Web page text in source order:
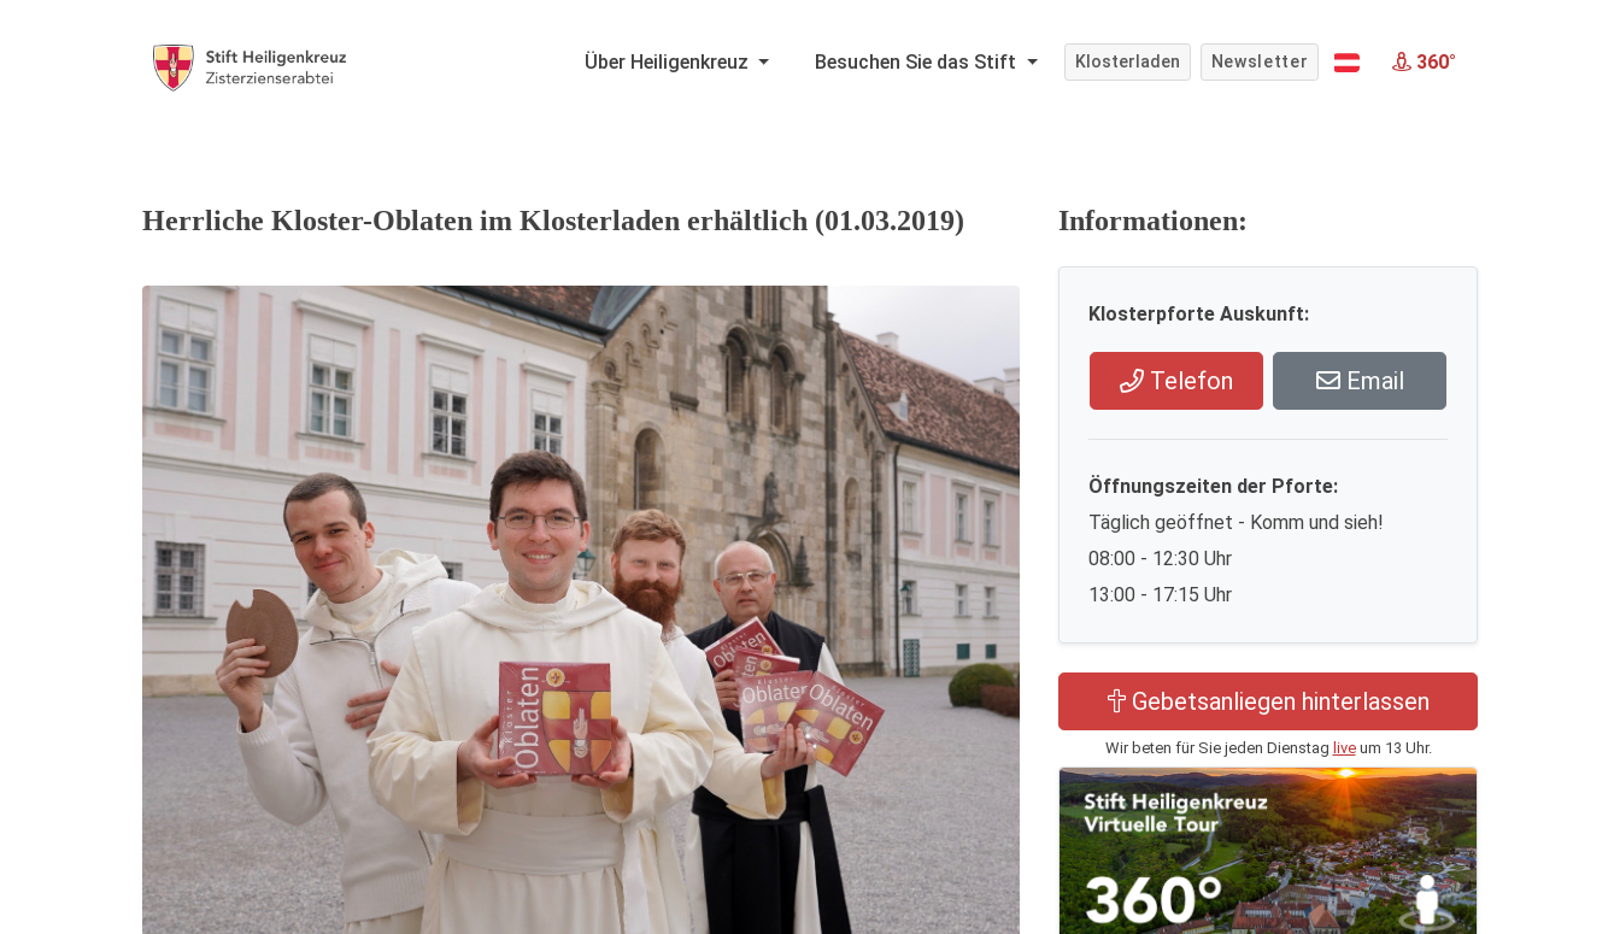
Über Heiligenkreuz Besuchen Sie das Stift Klosterladen Newsletter 360°
Herrliche Kloster-Oblaten im Klosterladen erhältlich (01.03.2019) Informationen:
Klosterpforte Auskunft:
Telefon Email
Öffnungszeiten der Pforte:
Täglich geöffnet - Komm und sieh!
08:00 - 12:30 Uhr
13:00 - 17:15 Uhr
Gebetsanliegen hinterlassen
Wir beten für Sie jeden Dienstag liveum 13 Uhr.